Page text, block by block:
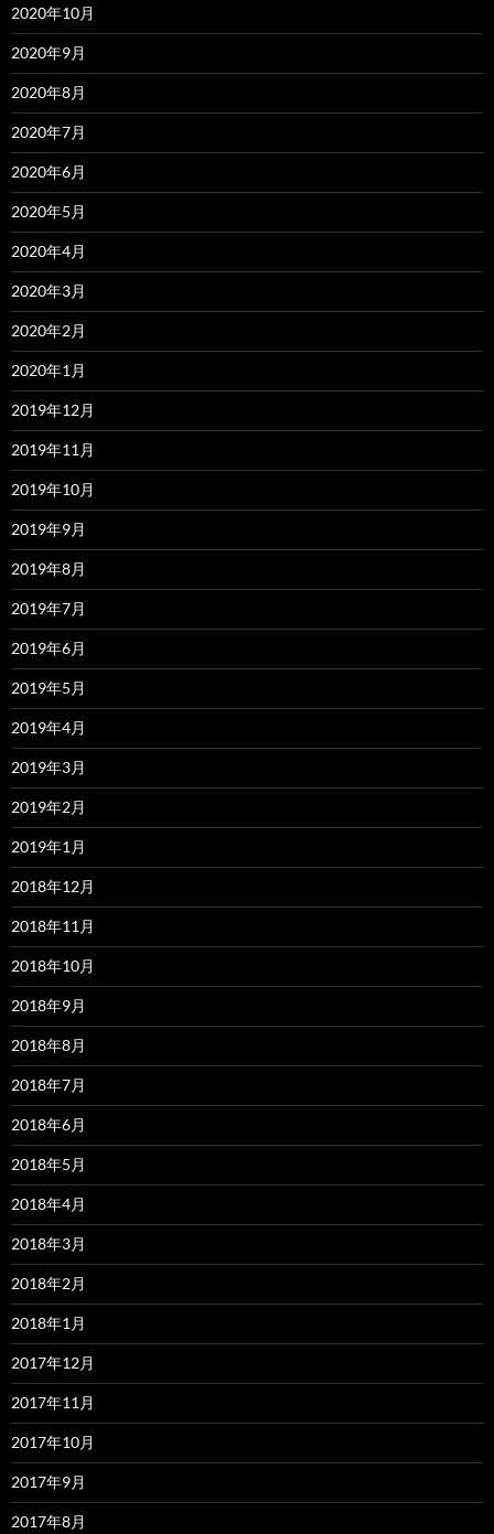
2020年10月
2020年9月
2020年8月
2020年7月
2020年6月
2020年5月
2020年4月
2020年3月
2020年2月
2020年1月
2019年12月
2019年11月
2019年10月
2019年9月
2019年8月
2019年7月
2019年6月
2019年5月
2019年4月
2019年3月
2019年2月
2019年1月
2018年12月
2018年11月
2018年10月
2018年9月
2018年8月
2018年7月
2018年6月
2018年5月
2018年4月
2018年3月
2018年2月
2018年1月
2017年12月
2017年11月
2017年10月
2017年9月
2017年8月